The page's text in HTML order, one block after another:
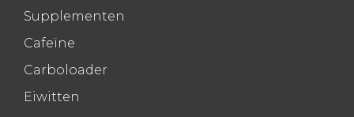
Supplementen
Cafeïne
Carboloader
Eiwitten